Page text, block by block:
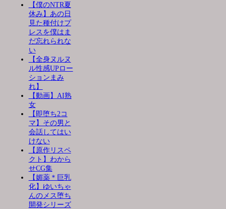
【僕のNTR夏
休み】あの日
見た種付けプ
レスを僕はま
だ忘れられな
い
【全身ヌルヌ
ル性感UPロー
ションまみ
れ】
【動画】AI熟
女
【即堕ち2コ
マ】その男と
会話してはい
けない
【原作リスペ
クト】わから
せCG集
【媚薬＊巨乳
化】ゆいちゃ
んのメス堕ち
開発シリーズ